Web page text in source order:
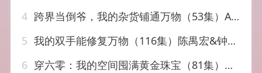
4 跨界当倒爷，我的杂货铺通万物（53集）AI短剧
5 我的双手能修复万物（116集）陈禺宏&钟展鸿
6 穿六零：我的空间囤满黄金珠宝（81集）纪俊良＆白野